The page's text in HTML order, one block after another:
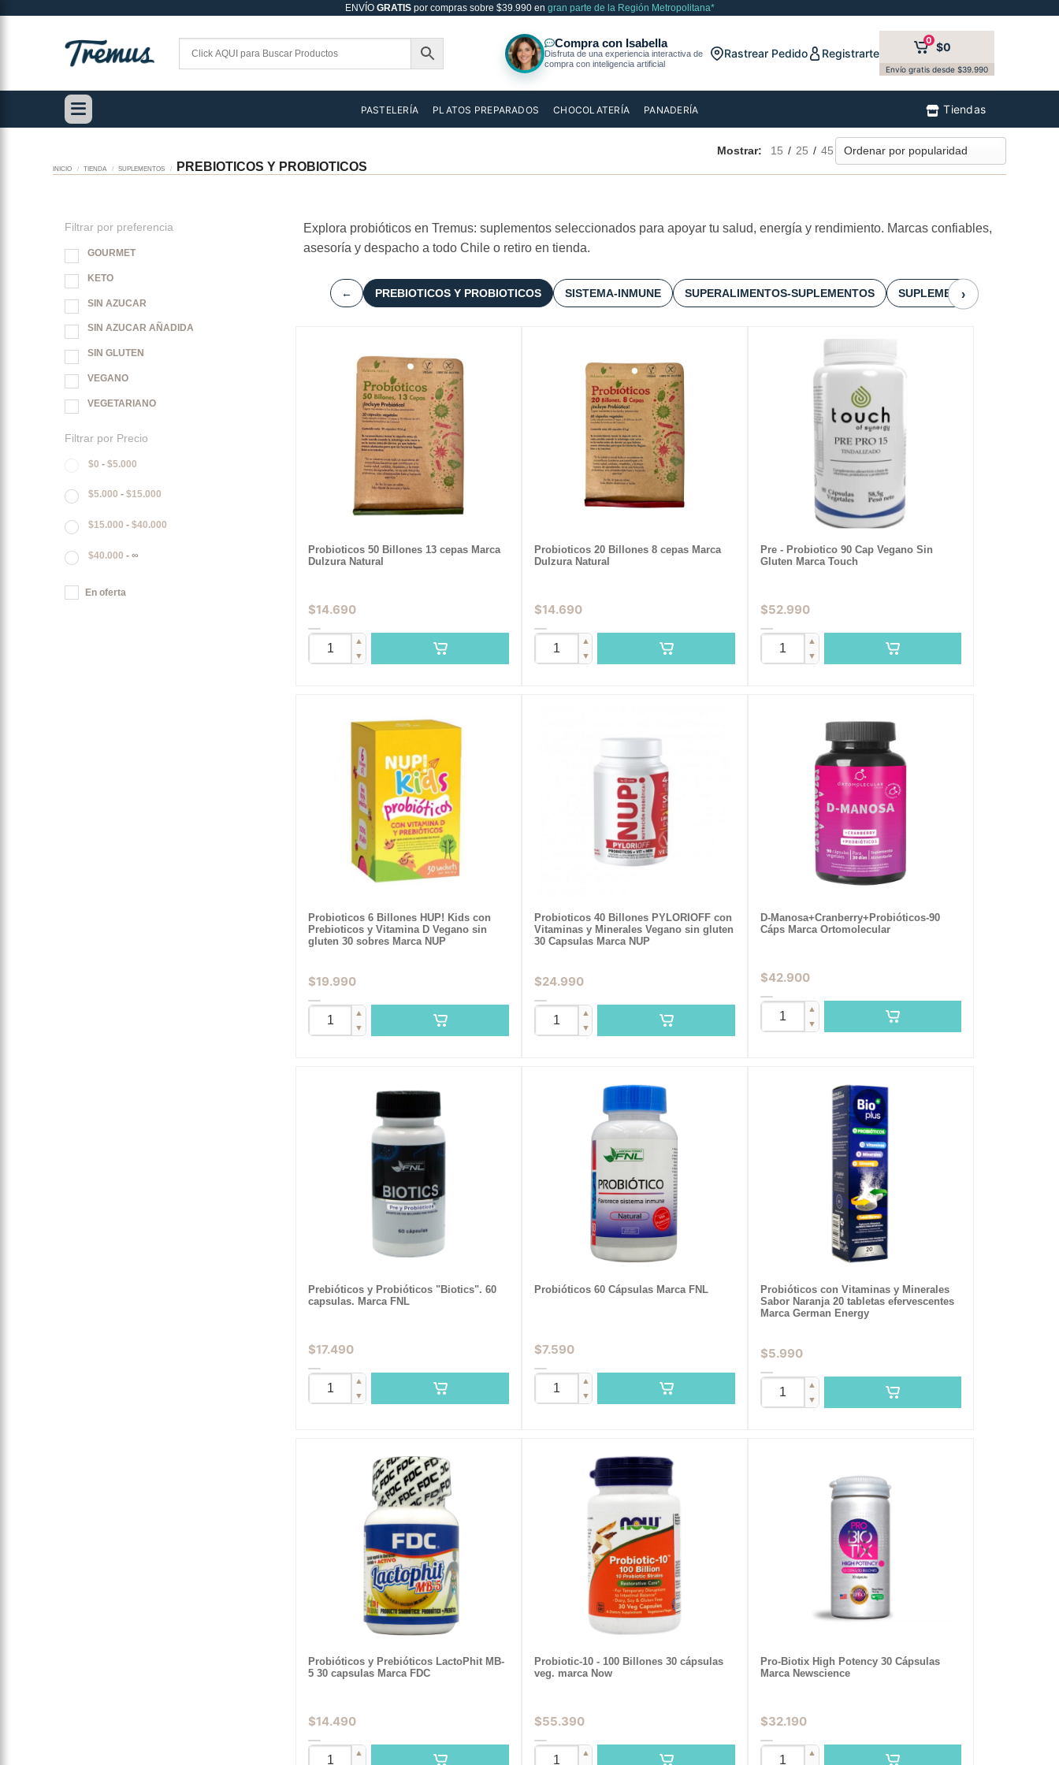
ENVÍO GRATISpor compras sobre $39.990 en gran parte de la Región Metropolitana*
Rastrear Pedido Registrarte
0 $0
Envío gratis desde $39.990
PASTELERÍA PLATOS PREPARADOS CHOCOLATERÍA PANADERÍA Tiendas
INICIO / TIENDA / SUPLEMENTOS / PREBIOTICOS Y PROBIOTICOS
Mostrar: 15 / 25 / 45
Filtrar por preferencia
GOURMET
KETO
SIN AZUCAR
SIN AZUCAR AÑADIDA
SIN GLUTEN
VEGANO
VEGETARIANO
Filtrar por Precio
$0 -$5.000
$5.000 -$15.000
$15.000 -$40.000
$40.000 - ∞
En oferta
Explora probióticos en Tremus: suplementos seleccionados para apoyar tu salud, energía y rendimiento. Marcas confiables,
asesoría y despacho a todo Chile o retiro en tienda.
← PREBIOTICOS Y PROBIOTICOS SISTEMA-INMUNE SUPERALIMENTOS-SUPLEMENTOS SUPLEMENTOS DE NIÑOS
›
Probioticos 50 Billones 13 cepas Marca
Dulzura Natural
$14.690
▲
▼
Probioticos 20 Billones 8 cepas Marca
Dulzura Natural
$14.690
▲
▼
Pre - Probiotico 90 Cap Vegano Sin
Gluten Marca Touch
$52.990
▲
▼
Probioticos 6 Billones HUP! Kids con
Prebioticos y Vitamina D Vegano sin
gluten 30 sobres Marca NUP
$19.990
▲
▼
Probioticos 40 Billones PYLORIOFF con
Vitaminas y Minerales Vegano sin gluten
30 Capsulas Marca NUP
$24.990
▲
▼
D-Manosa+Cranberry+Probióticos-90
Cáps Marca Ortomolecular
$42.900
▲
▼
Prebióticos y Probióticos "Biotics". 60
capsulas. Marca FNL
$17.490
▲
▼
Probióticos 60 Cápsulas Marca FNL
$7.590
▲
▼
Probióticos con Vitaminas y Minerales
Sabor Naranja 20 tabletas efervescentes
Marca German Energy
$5.990
▲
▼
Probióticos y Prebióticos LactoPhit MB-
5 30 capsulas Marca FDC
$14.490
▲
Probiotic-10 - 100 Billones 30 cápsulas
veg. marca Now
$55.390
▲
Pro-Biotix High Potency 30 Cápsulas
Marca Newscience
$32.190
▲